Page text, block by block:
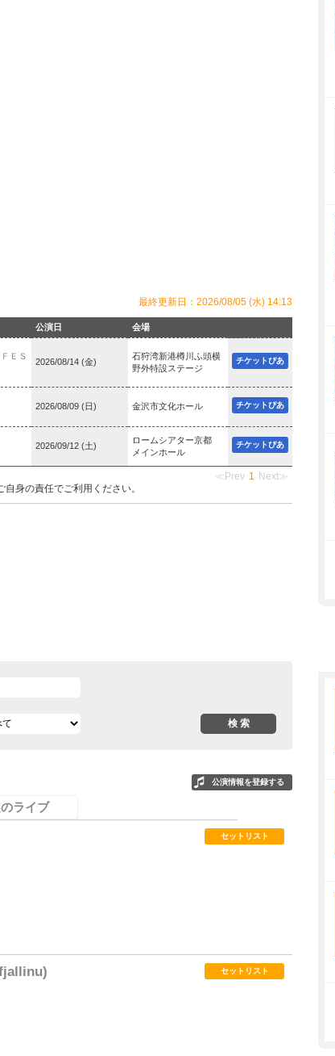
最終更新日：2026/08/05 (水) 14:13
公演日 会場
ＥＳ
2026/08/14 (金)
石狩湾新港樽川ふ頭横
野外特設ステージ
チケットぴあ
2026/08/09 (日) 金沢市文化ホール チケットぴあ
2026/09/12 (土)
ロームシアター京都
メインホール
チケットぴあ
≪Prev 1 Next≫
身の責任でご利用ください。
公演情報を登録する
ライブ
セットリスト
セットリスト